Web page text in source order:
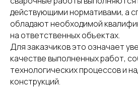
действующими нормативами, а
обладают необходимой
на ответственных объектах.
Для заказчиков это означает
качестве выполненных работ,
технологических процессов и
конструкций.
Телефон
Электронная почта
8 (812) 331-99-47,
Политика конфиденциальности
8 (812) 331-99-70